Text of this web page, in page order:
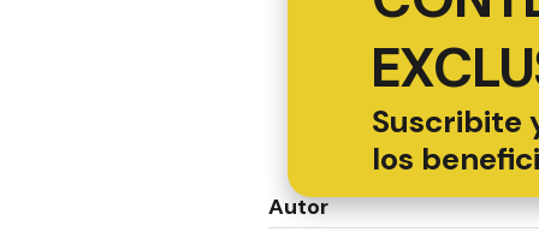
Suscribite
los
Autor